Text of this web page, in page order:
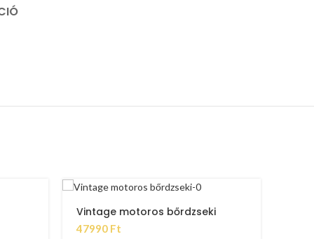
Vintage motoros bőrdzseki
47990 Ft